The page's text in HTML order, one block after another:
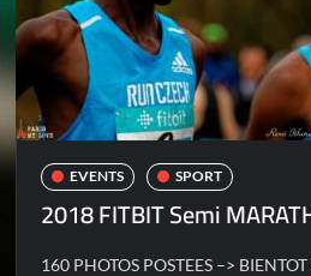
EVENTS SPORT
2018 FITBIT Semi
160 PHOTOS POSTEES –>